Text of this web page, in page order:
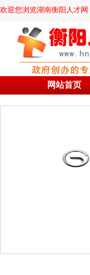
欢迎您浏览湖南衡阳人才
网站首页